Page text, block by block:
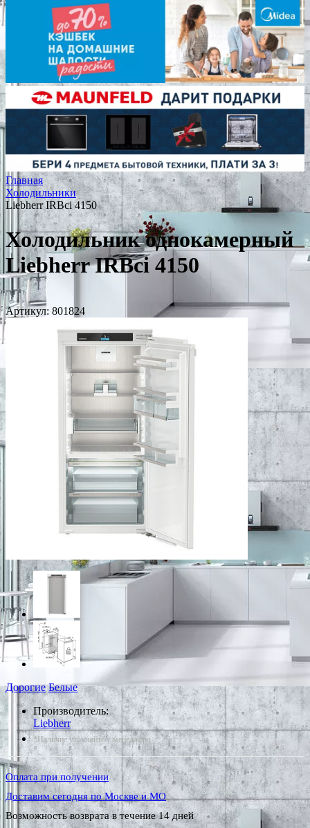
Главная
Холодильники
Liebherr IRBci 4150
Холодильник однокамерный
Liebherr IRBci 4150
Артикул: 801824
Дорогие Белые
Производитель:
Liebherr
*Наличие уточняйте у менеджера
Оплата при получении
Доставим сегодня по Москве и МО
Возможность возврата в течение 14 дней